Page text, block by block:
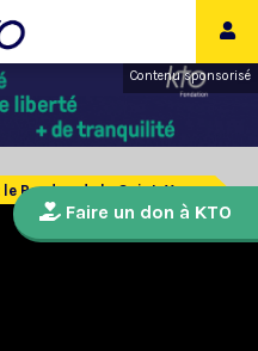
Contenu sponsorisé
Pardon de la Saint-Yves
Faire un don à KTO